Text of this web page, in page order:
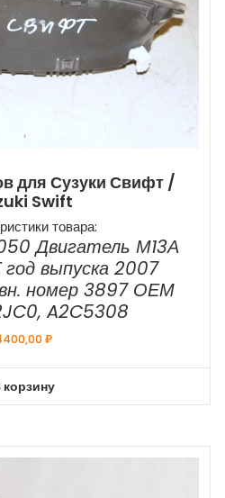
для Сузуки Свифт /
Swift
товара:
Двигатель М13А
выпуска 2007
номер 3897 ОЕМ
A2C5308
₽
корзину